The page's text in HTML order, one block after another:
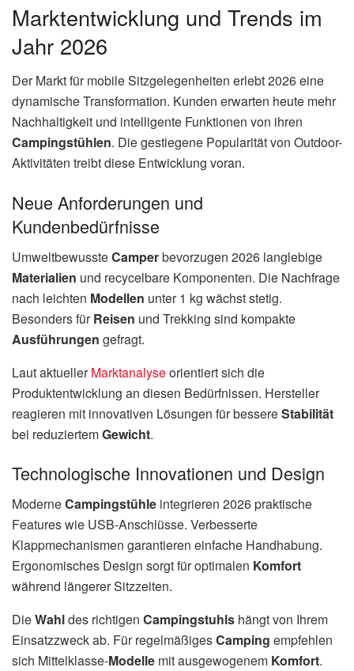
Marktentwicklung und Trends im
Jahr 2026
Der Markt für mobile Sitzgelegenheiten erlebt 2026 eine
dynamische Transformation. Kunden erwarten heute mehr
Nachhaltigkeit und intelligente Funktionen von ihren
Campingstühlen. Die gestiegene Popularität von Outdoor-
Aktivitäten treibt diese Entwicklung voran.
Neue Anforderungen und
Kundenbedürfnisse
UmweltbewussteCamperbevorzugen 2026 langlebige
Materialien und recycelbare Komponenten. Die Nachfrage
nach leichten Modellen unter 1 kg wächst stetig.
Besonders fürReisen und Trekking sind kompakte
Ausführungen gefragt.
Laut aktuellerMarktanalyseorientiert sich die
Produktentwicklung an diesen Bedürfnissen. Hersteller
reagieren mit innovativen Lösungen für bessereStabilität
bei reduziertemGewicht.
Technologische Innovationen und Design
ModerneCampingstühle integrieren 2026 praktische
Features wie USB-Anschlüsse. Verbesserte
Klappmechanismen garantieren einfache Handhabung.
Ergonomisches Design sorgt für optimalen Komfort
während längerer Sitzzeiten.
DieWahldes richtigen Campingstuhls hängt von Ihrem
Einsatzzweck ab. Für regelmäßigesCamping empfehlen
sich Mittelklasse-Modelle mit ausgewogenem Komfort.